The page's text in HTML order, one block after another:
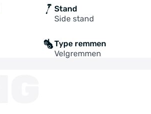
Stand
Side stand
Type remmen
Velgremmen